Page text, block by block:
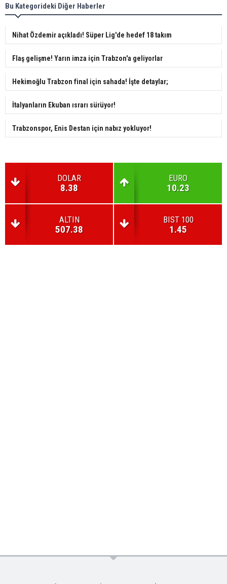
Bu Kategorideki Diğer Haberler
Nihat Özdemir açıkladı! Süper Lig'de hedef 18 takım
Flaş gelişme! Yarın imza için Trabzon'a geliyorlar
Hekimoğlu Trabzon final için sahada! İşte detaylar;
İtalyanların Ekuban ısrarı sürüyor!
Trabzonspor, Enis Destan için nabız yokluyor!
DOLAR
8.38
EURO
10.23
ALTIN
507.38
BIST 100
1.45